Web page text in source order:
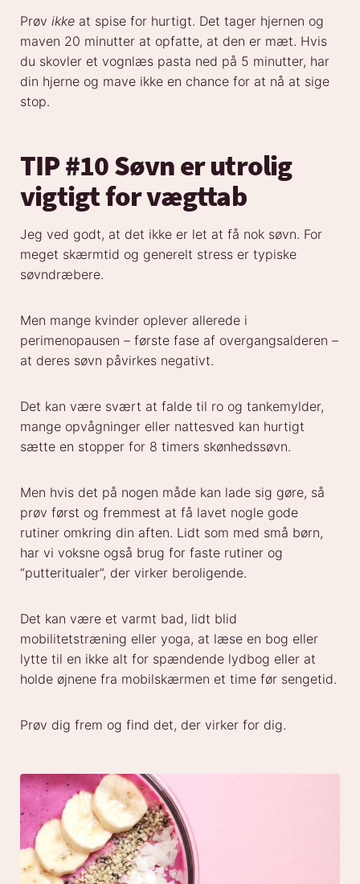
Prøv ikke at spise for hurtigt. Det tager hjernen og
maven 20 minutter at opfatte, at den er mæt. Hvis
du skovler et vognlæs pasta ned på 5 minutter, har
din hjerne og mave ikke en chance for at nå at sige
stop.
TIP #10 Søvn er utrolig
vigtigt for vægttab
Jeg ved godt, at det ikke er let at få nok søvn. For
meget skærmtid og generelt stress er typiske
søvndræbere.
Men mange kvinder oplever allerede i
perimenopausen – første fase af overgangsalderen –
at deres søvn påvirkes negativt.
Det kan være svært at falde til ro og tankemylder,
mange opvågninger eller nattesved kan hurtigt
sætte en stopper for 8 timers skønhedssøvn.
Men hvis det på nogen måde kan lade sig gøre, så
prøv først og fremmest at få lavet nogle gode
rutiner omkring din aften. Lidt som med små børn,
har vi voksne også brug for faste rutiner og
“putteritualer”, der virker beroligende.
Det kan være et varmt bad, lidt blid
mobilitetstræning eller yoga, at læse en bog eller
lytte til en ikke alt for spændende lydbog eller at
holde øjnene fra mobilskærmen et time før sengetid.
Prøv dig frem og find det, der virker for dig.